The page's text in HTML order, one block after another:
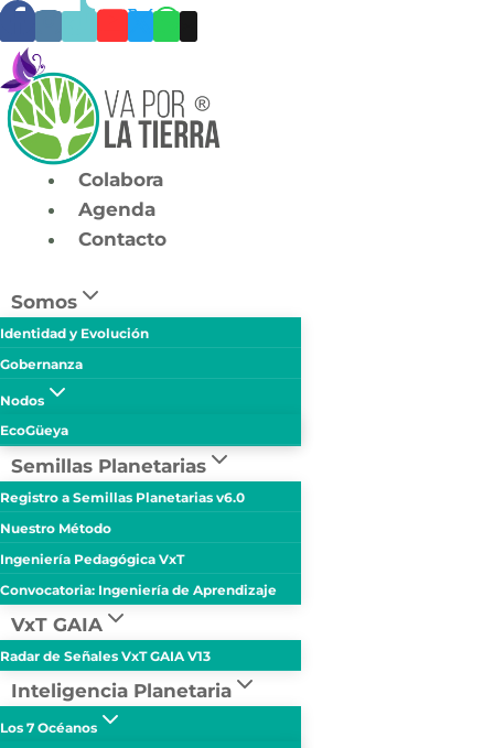
Skip
to
content
Colabora
Agenda
Contacto
Somos
Identidad y Evolución
Gobernanza
Nodos
EcoGüeya
Semillas Planetarias
Registro a Semillas Planetarias v6.0
Nuestro Método
Ingeniería Pedagógica VxT
Convocatoria: Ingeniería de Aprendizaje
VxT GAIA
Radar de Señales VxT GAIA V13
Inteligencia Planetaria
Los 7 Océanos